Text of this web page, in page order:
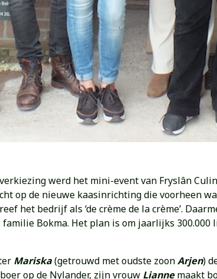
werd het mini-event van Fryslân
op de nieuwe kaasinrichting die voorheen
het bedrijf als ‘de crème de la crème’.
Bokma. Het plan is om jaarlijks
Mariska(getrouwd met oudste zoonArjen)
op de Nylander, zijn vrouw Liannemaakt